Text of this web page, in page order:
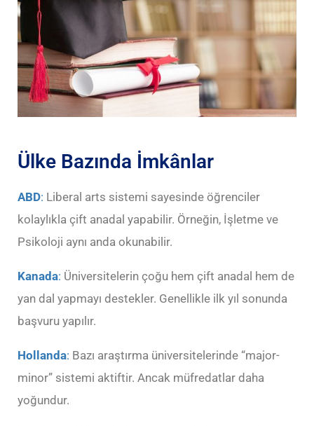
Ülke Bazında İmkânlar
ABD: Liberal arts sistemi sayesinde öğrenciler
kolaylıkla çift anadal yapabilir. Örneğin, İşletme ve
Psikoloji aynı anda okunabilir.
Kanada: Üniversitelerin çoğu hem çift anadal hem de
yan dal yapmayı destekler. Genellikle ilk yıl sonunda
başvuru yapılır.
Hollanda: Bazı araştırma üniversitelerinde “major-
minor” sistemi aktiftir. Ancak müfredatlar daha
yoğundur.